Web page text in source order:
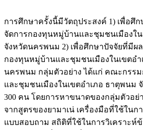
การศึกษาครั้งนี้มีวัตถุประสงค์ 1) เพื่อศึ
จัดการกองทุนหมู่บ้านและชุมชนเมืองใ
จังหวัดนครพนม 2) เพื่อศึกษาปัจจัยที่มีผ
กองทุนหมู่บ้านและชุมชนเมืองในเขตอ
นครพนม กลุ่มตัวอย่าง ได้แก่ คณะกรร
และชุมชนเมืองในเขตอำเภอ ธาตุพนม
300 คน โดยการหาขนาดของกลุ่มตัวอ
จากสูตรของยามาเน่ เครื่องมือที่ใช้ในก
แบบสอบถาม สถิติที่ใช้ในการวิเคราะห์